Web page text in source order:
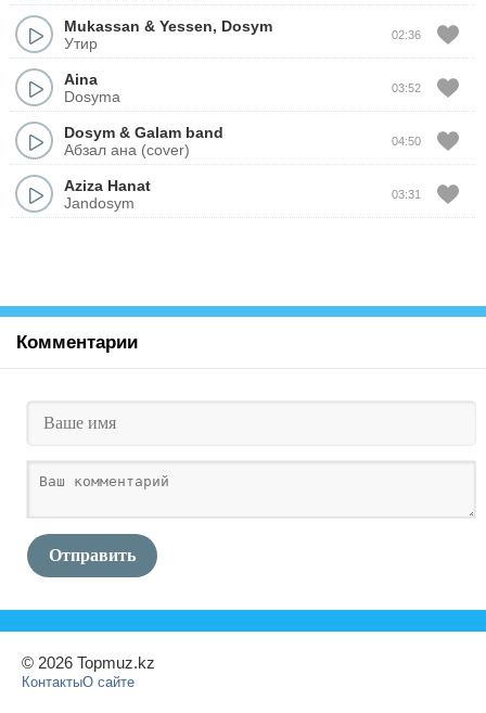
Mukassan & Yessen, Dosym
Утир
02:36
Aina
Dosyma
03:52
Dosym & Galam band
Абзал ана (cover)
04:50
Aziza Hanat
Jandosym
03:31
Комментарии
Отправить
© 2026 Topmuz.kz
КонтактыО сайте